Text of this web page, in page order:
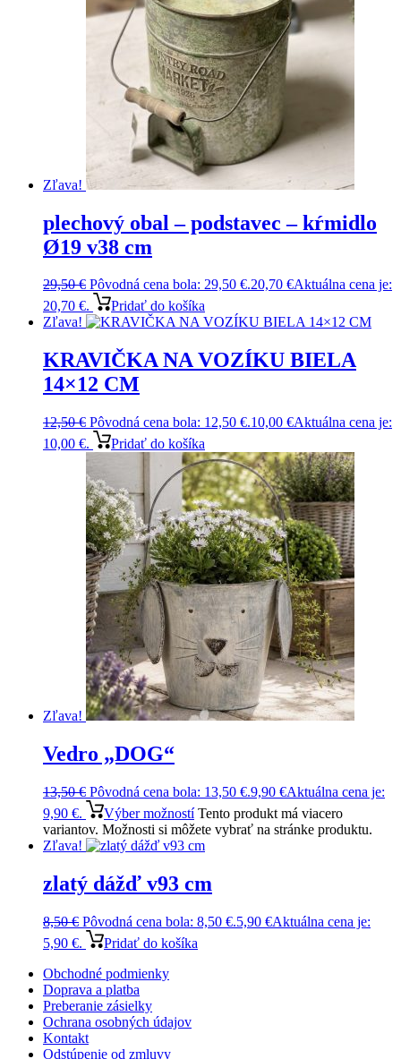
Zľava!
plechový obal – podstavec – kŕmidlo
Ø19 v38 cm
29,50€ Pôvodná cena bola: 29,50 €.20,70 €Aktuálna cena je:
20,70 €.
Pridať do košíka
Zľava!
KRAVIČKA NA VOZÍKU BIELA
14×12 CM
12,50€ Pôvodná cena bola: 12,50 €.10,00 €Aktuálna cena je:
10,00 €.
Pridať do košíka
Zľava!
Vedro „DOG“
13,50€ Pôvodná cena bola: 13,50 €.9,90 €Aktuálna cena je:
9,90 €.
Výber možností Tento produkt má viacero
variantov. Možnosti si môžete vybrať na stránke produktu.
Zľava!
zlatý dážď v93 cm
8,50€ Pôvodná cena bola: 8,50 €.5,90 €Aktuálna cena je:
5,90 €.
Pridať do košíka
Obchodné podmienky
Doprava a platba
Preberanie zásielky
Ochrana osobných údajov
Kontakt
Odstúpenie od zmluvy